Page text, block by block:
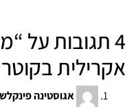
4 תגובות על “
אקרילית בקוטר 60 ס”מ
אגוסטינה